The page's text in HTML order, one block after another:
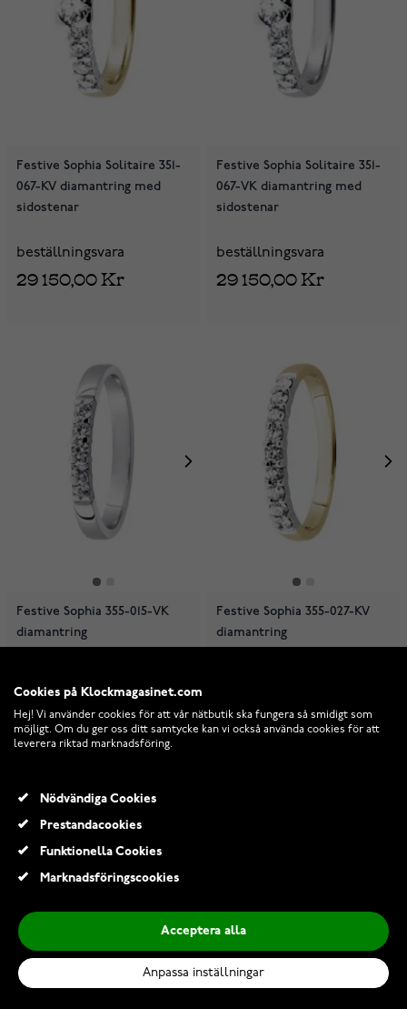
Festive Sophia Solitaire 351-
067-KV diamantring med
sidostenar
beställningsvara
29 150,00 Kr
Festive Sophia Solitaire 351-
067-VK diamantring med
sidostenar
beställningsvara
29 150,00 Kr
Festive Sophia 355-015-VK
diamantring
beställningsvara
15 840,00 Kr
Festive Sophia 355-027-KV
diamantring
17 380,00 Kr
Cookies på Klockmagasinet.com
Hej! Vi använder cookies för att vår nätbutik ska fungera så smidigt som
möjligt. Om du ger oss ditt samtycke kan vi också använda cookies för att
leverera riktad marknadsföring.
Nödvändiga Cookies
Prestandacookies
Funktionella Cookies
Marknadsföringscookies
Acceptera alla
Anpassa inställningar